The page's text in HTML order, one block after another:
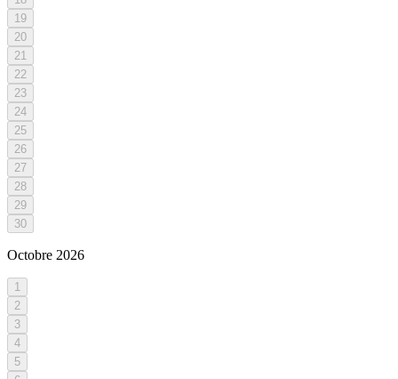
19
20
21
22
23
24
25
26
27
28
29
30
Octobre 2026
1
2
3
4
5